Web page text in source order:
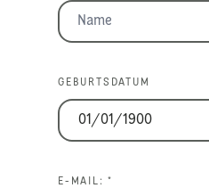
GEBURTSDATUM
E-MAIL: *